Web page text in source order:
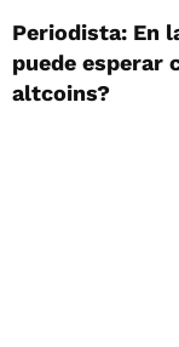
Periodista: En
puede esperar
altcoins?